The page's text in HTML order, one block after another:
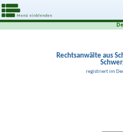
Menü einblenden
Rechtsanwälte aus
registriert im